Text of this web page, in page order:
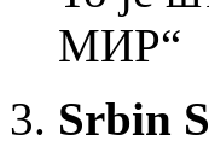
МИР“
Srbin